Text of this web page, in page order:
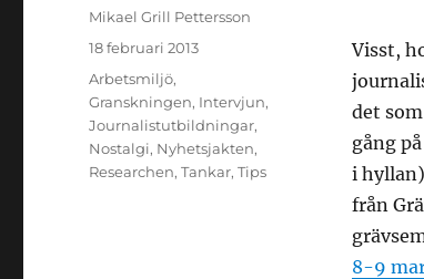
Visst,
det
gång
i
från
8-9
Författare
Mikael Grill Pettersson
Publicerat
den
18 februari 2013
Kategorier
Arbetsmiljö,
Granskningen, Intervjun,
Journalistutbildningar,
Nostalgi, Nyhetsjakten,
Researchen,Tankar,Tips